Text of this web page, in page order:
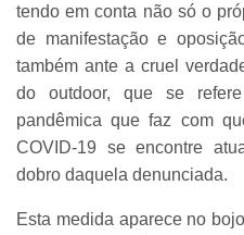
tendo em conta não só o
de manifestação e
também ante a cruel
do outdoor, que se
pandêmica que faz com
COVID-19 se encontre
dobro daquela denunciada.
Esta medida aparece no